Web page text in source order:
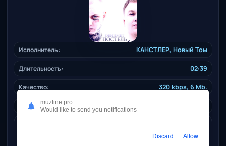
Исполнитель: КАНСТЛЕР, Новый Том
Длительность: 02:39
Качество: 320 kbps, 6 Mb.
Жанр:
Новый Том, КАНСТЛЕР – Обнимает постель
muzfine.pro
Would like to send you notifications
Discard Allow